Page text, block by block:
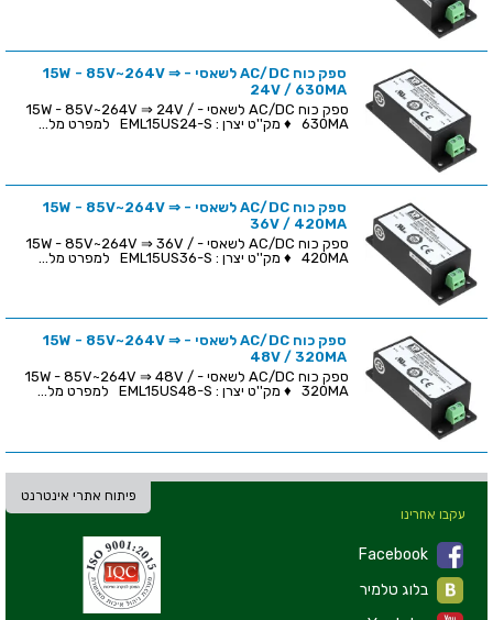
ספק כוח AC/DC לשאסי - 15W - 85V~264V ⇒
24V / 630MA
ספק כוח AC/DC לשאסי - 15W - 85V~264V ⇒ 24V /
630MA ♦ מק''ט יצרן : EML15US24-S למפרט מל...
ספק כוח AC/DC לשאסי - 15W - 85V~264V ⇒
36V / 420MA
ספק כוח AC/DC לשאסי - 15W - 85V~264V ⇒ 36V /
420MA ♦ מק''ט יצרן : EML15US36-S למפרט מל...
ספק כוח AC/DC לשאסי - 15W - 85V~264V ⇒
48V / 320MA
ספק כוח AC/DC לשאסי - 15W - 85V~264V ⇒ 48V /
320MA ♦ מק''ט יצרן : EML15US48-S למפרט מל...
פיתוח אתרי אינטרנט
עקבו אחרינו
Facebook